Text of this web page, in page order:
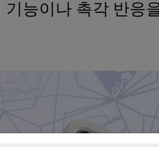
능이나 촉각 반응